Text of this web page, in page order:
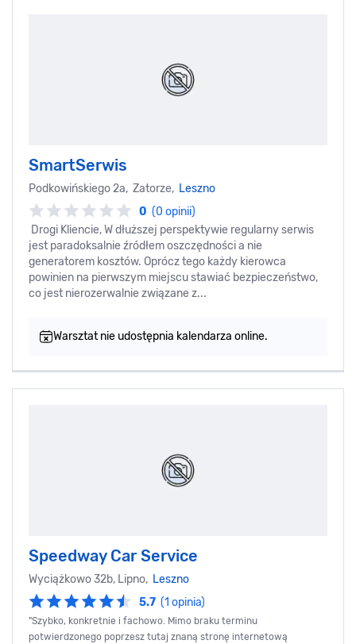
SmartSerwis
Podkowińskiego 2a, Zatorze, Leszno
0 (0 opinii)
Drogi Kliencie, W dłuższej perspektywie regularny serwis
jest paradoksalnie źródłem oszczędności a nie
generatorem kosztów. Oprócz tego każdy kierowca
powinien na pierwszym miejscu stawiać bezpieczeństwo,
co jest nierozerwalnie związane z...
Warsztat nie udostępnia kalendarza online.
Speedway Car Service
Wyciążkowo 32b, Lipno, Leszno
5.7 (1 opinia)
"Szybko, konkretnie i fachowo. Mimo braku terminu
potwierdzonego poprzesz tutaj znaną stronę internetową